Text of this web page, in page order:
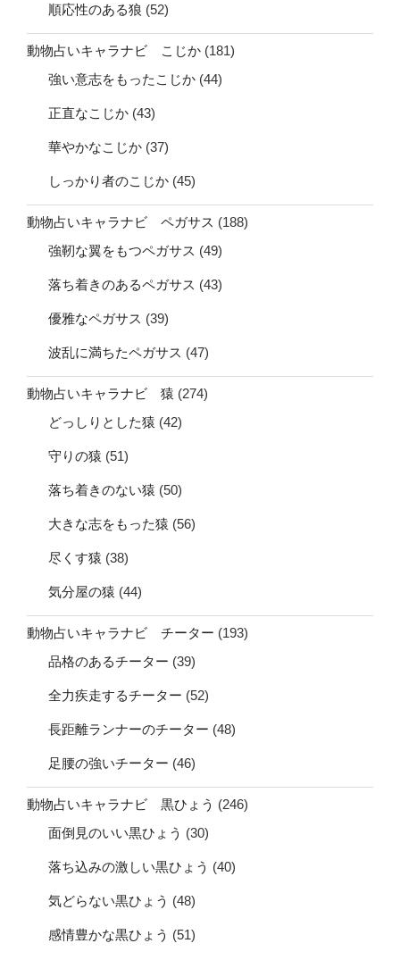
順応性のある狼 (52)
動物占いキャラナビ こじか (181)
強い意志をもったこじか (44)
正直なこじか (43)
華やかなこじか (37)
しっかり者のこじか (45)
動物占いキャラナビ ペガサス (188)
強靭な翼をもつペガサス (49)
落ち着きのあるペガサス (43)
優雅なペガサス (39)
波乱に満ちたペガサス (47)
動物占いキャラナビ 猿 (274)
どっしりとした猿 (42)
守りの猿 (51)
落ち着きのない猿 (50)
大きな志をもった猿 (56)
尽くす猿 (38)
気分屋の猿 (44)
動物占いキャラナビ チーター (193)
品格のあるチーター (39)
全力疾走するチーター (52)
長距離ランナーのチーター (48)
足腰の強いチーター (46)
動物占いキャラナビ 黒ひょう (246)
面倒見のいい黒ひょう (30)
落ち込みの激しい黒ひょう (40)
気どらない黒ひょう (48)
感情豊かな黒ひょう (51)